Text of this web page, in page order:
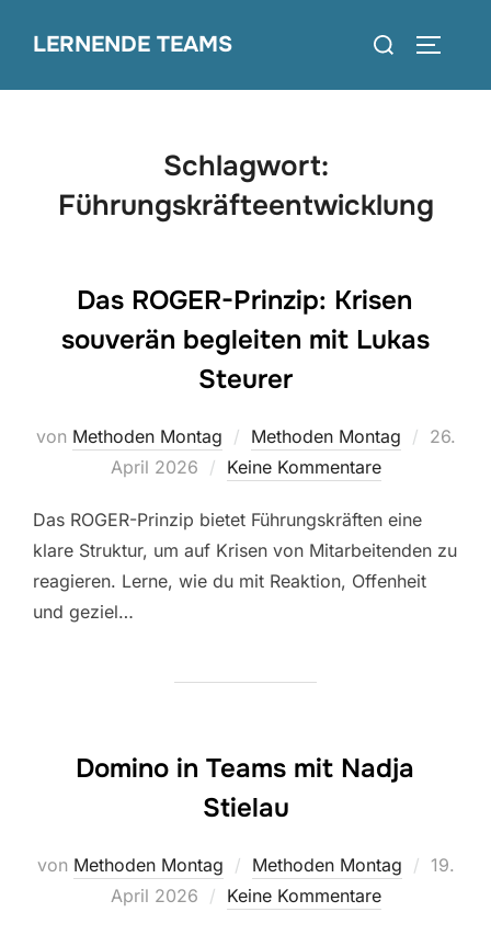
InhaltLERNENDE TEAMS
Suchen
Schlagwort:
Führungskräfteentwicklung
Das ROGER-Prinzip: Krisen
souverän begleiten mit Lukas
Steurer
von Methoden Montag Methoden Montag
26.
April 2026
Keine Kommentare
Das ROGER-Prinzip bietet Führungskräften eine
klare Struktur, um auf Krisen von Mitarbeitenden zu
reagieren. Lerne, wie du mit Reaktion, Offenheit
und geziel…
Domino in Teams mit Nadja
Stielau
von Methoden Montag Methoden Montag
19.
April 2026
Keine Kommentare